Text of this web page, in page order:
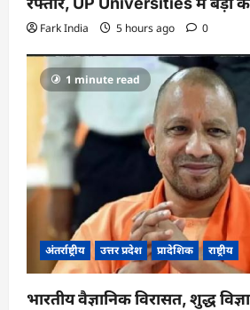
Fark India 5 hours ago 0
1 minute read
अंतर्राष्ट्रीय उत्तर प्रदेश प्रादेशिक राष्ट्रीय
भारतीय वैज्ञानिक विरासत, शुद्ध